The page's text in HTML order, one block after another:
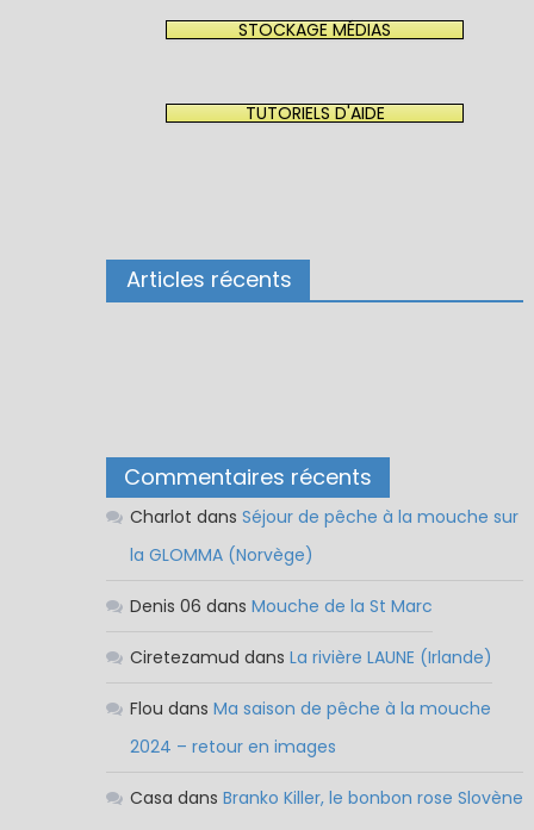
STOCKAGE MÉDIAS
TUTORIELS D'AIDE
Articles récents
Commentaires récents
Charlot dans Séjour de pêche à la mouche sur
la GLOMMA (Norvège)
Denis 06 dans Mouche de la St Marc
Ciretezamud dans La rivière LAUNE (Irlande)
Flou dans Ma saison de pêche à la mouche
2024 – retour en images
Casa dans Branko Killer, le bonbon rose Slovène